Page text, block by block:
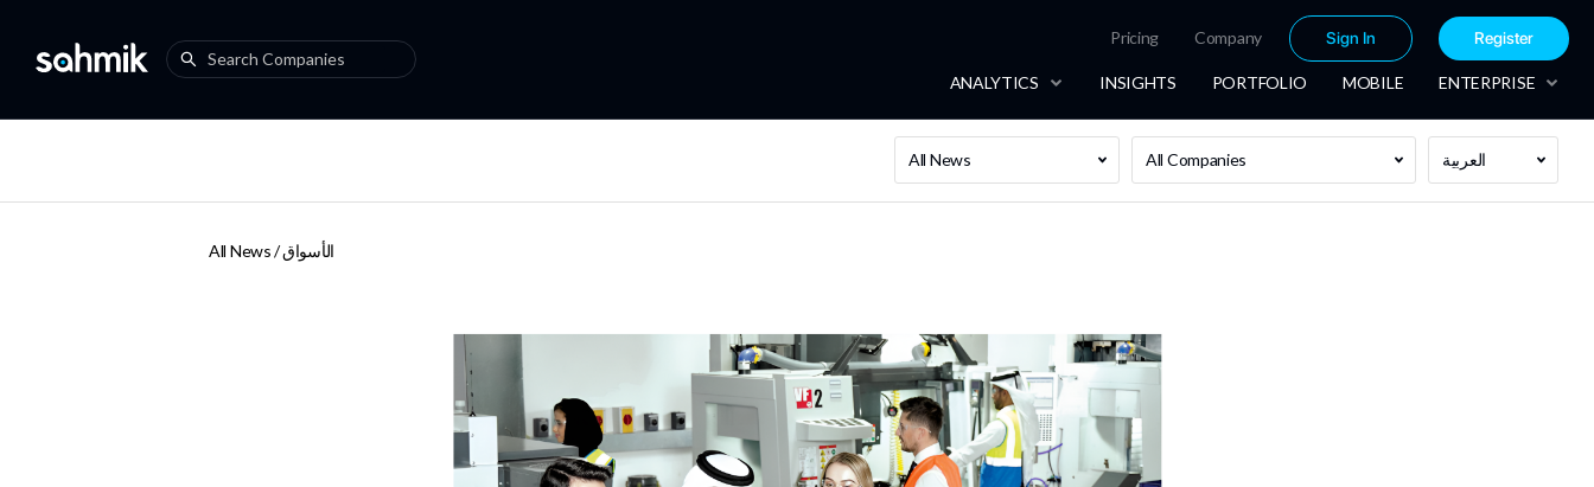
Pricing Company Sign In Register
ANALYTICS INSIGHTS PORTFOLIO MOBILE ENTERPRISE
All News All Companies العربية
All News /الأسواق